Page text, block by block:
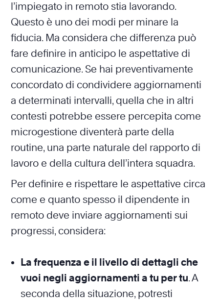
l’impiegato in remoto stia lavorando.
Questo è uno dei modi per minare la
fiducia. Ma considera che differenza può
fare definire in anticipo le aspettative di
comunicazione. Se hai preventivamente
concordato di condividere aggiornamenti
a determinati intervalli, quella che in altri
contesti potrebbe essere percepita come
microgestione diventerà parte della
routine, una parte naturale del rapporto di
lavoro e della cultura dell’intera squadra.
Per definire e rispettare le aspettative circa
come e quanto spesso il dipendente in
remoto deve inviare aggiornamenti sui
progressi, considera:
La frequenza e il livello di dettagli che
vuoi negli aggiornamenti a tu per tu. A
seconda della situazione, potresti